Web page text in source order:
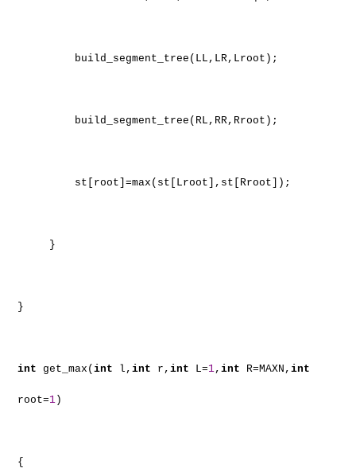
build_segment_tree(LL,LR,Lroot);
build_segment_tree(RL,RR,Rroot);
st[root]=max(st[Lroot],st[Rroot]);
}
}
int get_max( int l, int r, int L=1, int R=MAXN, int
root=1 )
{